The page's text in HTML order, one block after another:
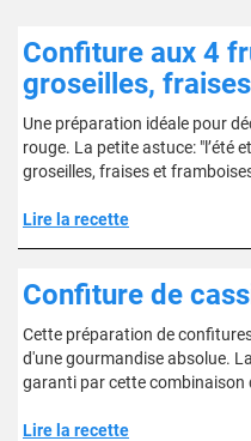
Confiture aux 4
groseilles,
Une préparation idéale pour
rouge. La petite astuce: "l’été
groseilles, fraises et
Lire la recette
Confiture de
Cette préparation de
d'une gourmandise absolue.
garanti par cette combinaison
Lire la recette